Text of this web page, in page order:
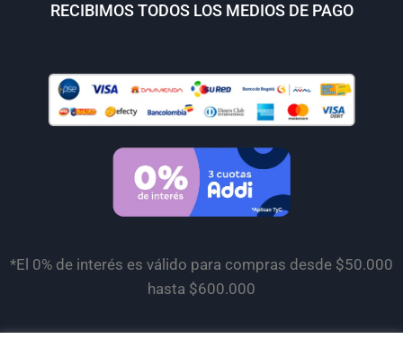
RECIBIMOS TODOS LOS MEDIOS DE PAGO
*El 0% de interés es válido para compras desde $50.000
hasta $600.000